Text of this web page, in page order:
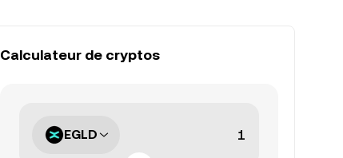
Calculateur de cryptos
EGLD